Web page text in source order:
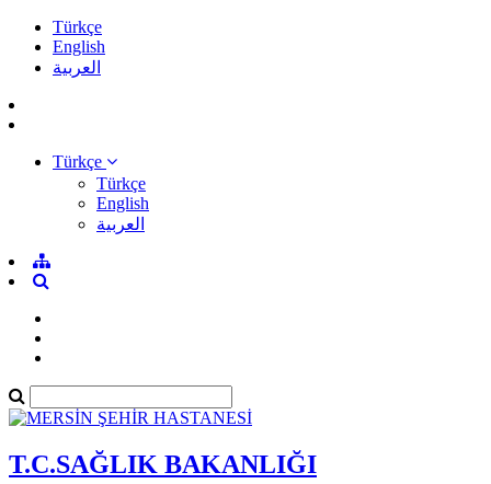
Türkçe
English
العربية
Türkçe
Türkçe
English
العربية
T.C.SAĞLIK BAKANLIĞI